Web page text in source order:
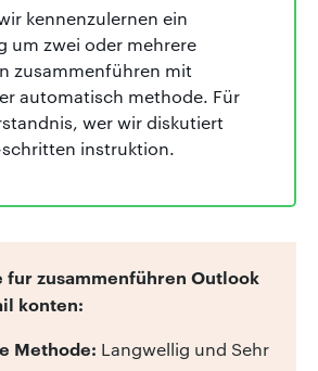
kennenzulernen ein
um zwei oder mehrere
zusammenführen mit
automatisch methode. Für
wer wir diskutiert
instruktion.
fur zusammenführen Outlook
konten:
Methode: Langwellig und Sehr